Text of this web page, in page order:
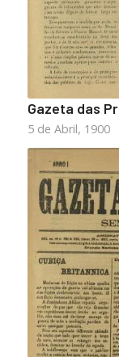
Gazeta das
5 de Abril, 1900